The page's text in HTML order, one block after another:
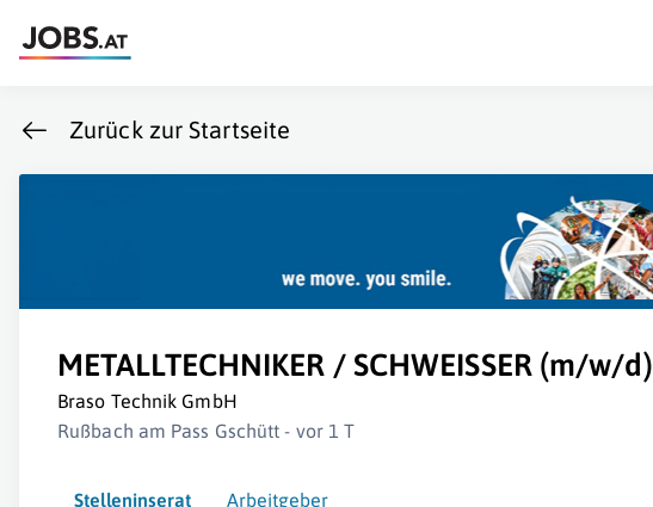
Zurück zur Startseite
METALLTECHNIKER / SCHWEISSER (m/w/d)
Braso Technik GmbH
Rußbach am Pass Gschütt - vor 1 T
Stelleninserat Arbeitgeber